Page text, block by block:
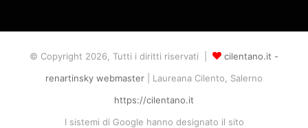
© Copyright 2026, Tutti i diritti riservati |
cilentano.it -
renartinsky webmaster | Laureana Cilento, Salerno
https://cilentano.it
I sistemi di Google hanno designato il sito